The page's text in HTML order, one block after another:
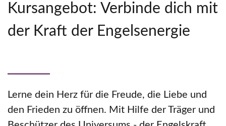
Kursangebot: Verbinde dich mit
der Kraft der Engelsenergie
Lerne dein Herz für die Freude, die Liebe und
den Frieden zu öffnen. Mit Hilfe der Träger und